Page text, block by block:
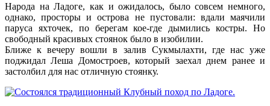
Народа на Ладоге, как и ожидалось, было совсем немного,
однако, просторы и острова не пустовали: вдали маячили
паруса яхточек, по берегам кое-где дымились костры. Но
свободный красивых стоянок было в изобилии.
Ближе к вечеру вошли в залив Сукмылахти, где нас уже
поджидал Леша Домостроев, который заехал днем ранее и
застолбил для нас отличную стоянку.